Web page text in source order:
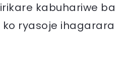
kabuhariwe ba
ryasoje ihagarara